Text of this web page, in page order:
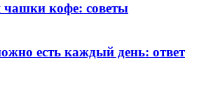
чашки кофе: советы
есть каждый день: ответ